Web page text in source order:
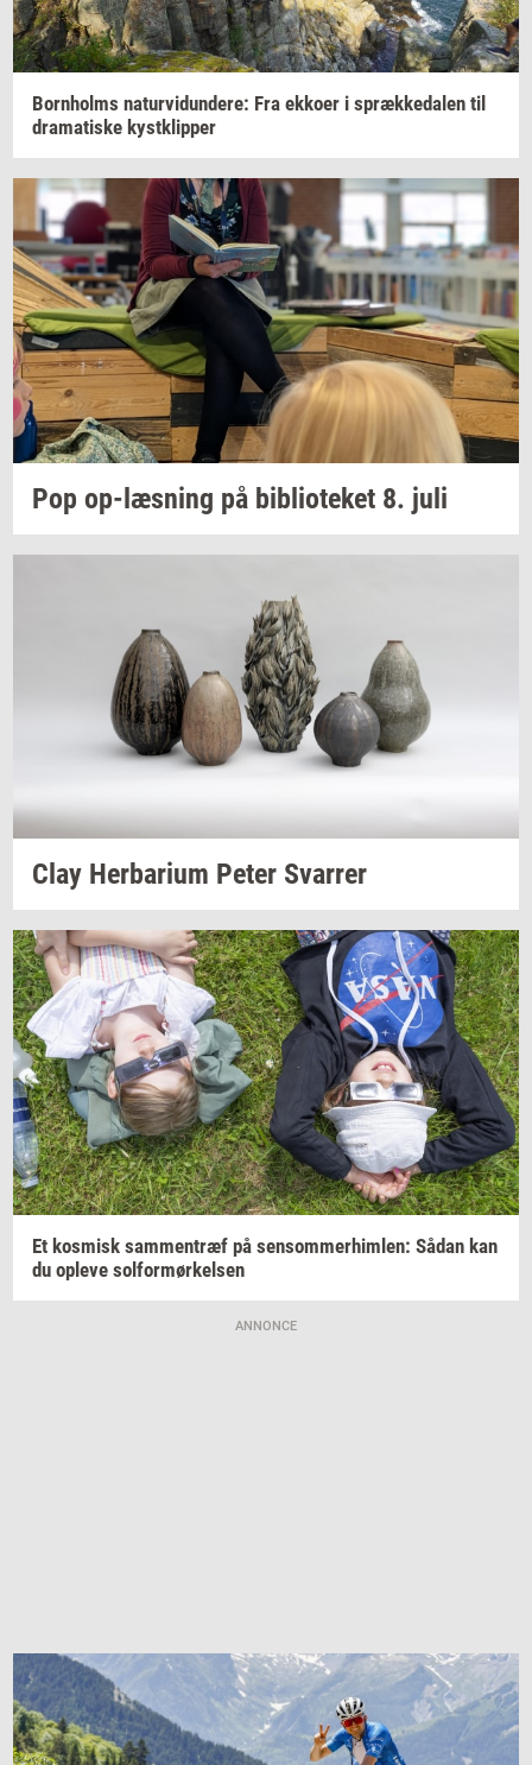
Born­holms na­tur­vi­dun­de­re: Fra ek­ko­er i spræk­ke­da­len til
dra­ma­ti­ske kyst­klip­per
Pop op-​læsning på bi­bli­o­te­ket 8. juli
Clay Her­ba­ri­um Peter Svar­rer
Et kos­misk sam­men­træf på sen­som­mer­him­len: Sådan kan
du op­le­ve sol­for­mør­kel­sen
ANNONCE